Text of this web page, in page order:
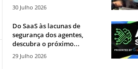
30 Julho 2026
Do SaaS às lacunas de
segurança dos agentes,
descubra o próximo...
29 Julho 2026